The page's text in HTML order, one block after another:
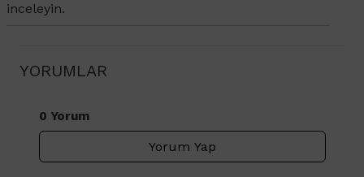
inceleyin.
YORUMLAR
0 Yorum
Yorum Yap